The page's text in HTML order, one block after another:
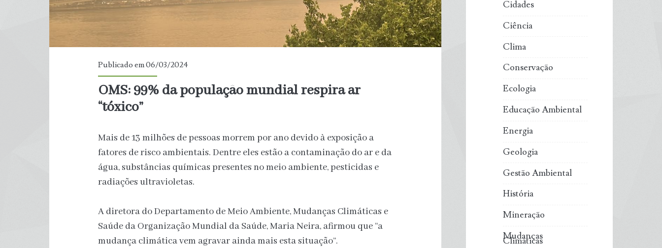
Publicado em 06/03/2024
OMS: 99% da população mundial respira ar
“tóxico”
Mais de 13 milhões de pessoas morrem por ano devido à exposição a
fatores de risco ambientais. Dentre eles estão a contaminação do ar e da
água, substâncias químicas presentes no meio ambiente, pesticidas e
radiações ultravioletas.
A diretora do Departamento de Meio Ambiente, Mudanças Climáticas e
Saúde da Organização Mundial da Saúde, Maria Neira, afirmou que “a
mudança climática vem agravar ainda mais esta situação”.
Cidades
Ciência
Clima
Conservação
Ecologia
Educação Ambiental
Energia
Geologia
Gestão Ambiental
História
Mineração
Mudanças
Climáticas